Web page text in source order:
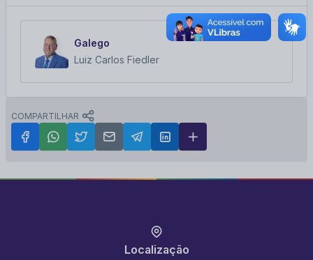
Galego
Luiz Carlos Fiedler
COMPARTILHAR
Localização